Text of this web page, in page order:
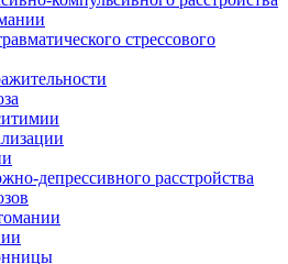
стрессового
депрессивного расстройства